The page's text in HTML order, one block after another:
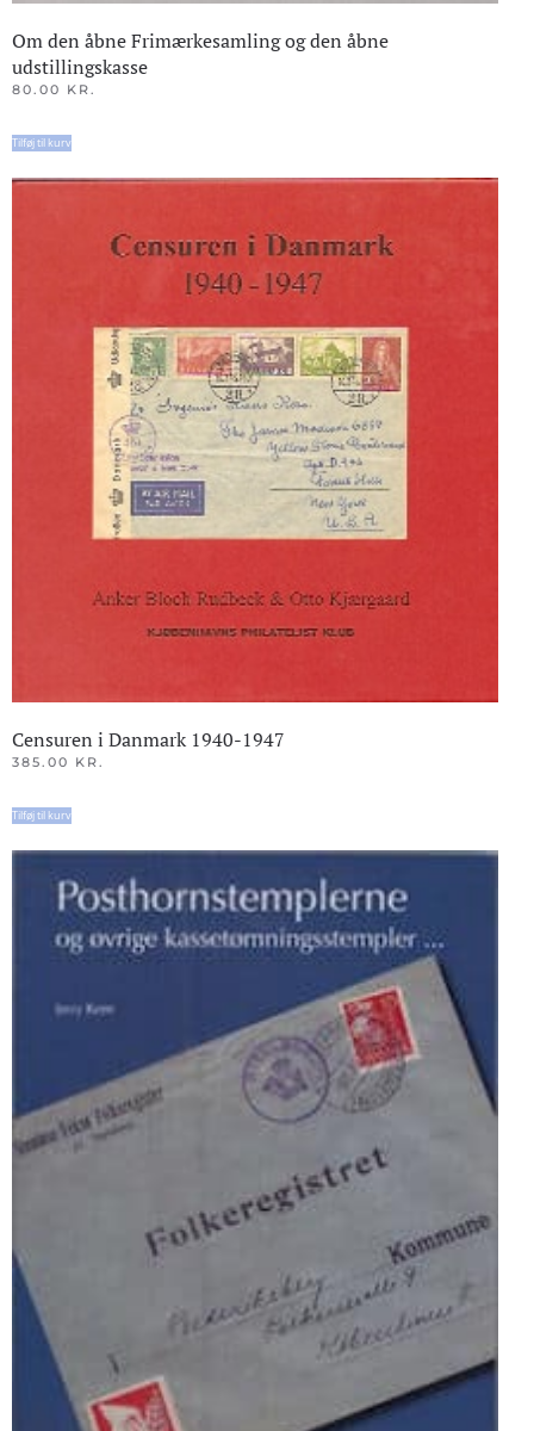
Om den åbne Frimærkesamling og den åbne
udstillingskasse
80.00 KR.
Tilføj til kurv
Censuren i Danmark 1940-1947
385.00 KR.
Tilføj til kurv